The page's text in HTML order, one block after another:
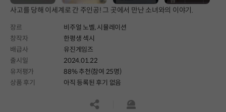
사고를 당해 이세계로 간 주인공! 그 곳에서 만난 소녀와의 이야기.
장르 비주얼 노벨,시뮬레이션
창작자
한평생 섹시
배급사
유진게임즈
출시일
2024.01.22
유저평가
88% 추천(참여 25명)
상품 후기
아직 등록된 후기 없음
공유하기신고하기